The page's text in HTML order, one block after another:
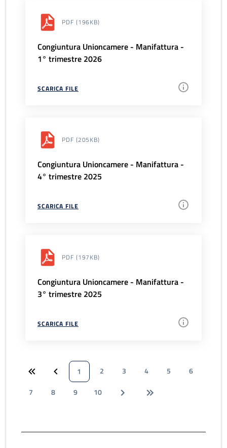
PDF (196KB)
Congiuntura Unioncamere - Manifattura -
1° trimestre 2026
SCARICA FILE
PDF (205KB)
Congiuntura Unioncamere - Manifattura -
4° trimestre 2025
SCARICA FILE
PDF (197KB)
Congiuntura Unioncamere - Manifattura -
3° trimestre 2025
SCARICA FILE
1 2 3 4 5
6
7
8 9 10